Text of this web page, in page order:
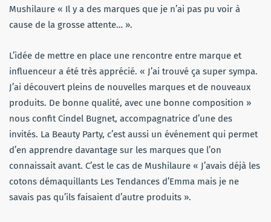
Mushilaure « Il y a des marques que je n’ai pas pu voir à
cause de la grosse attente… ».
L’idée de mettre en place une rencontre entre marque et
influenceur a été très apprécié. « J’ai trouvé ça super sympa.
J’ai découvert pleins de nouvelles marques et de nouveaux
produits. De bonne qualité, avec une bonne composition »
nous confit Cindel Bugnet, accompagnatrice d’une des
invités. La Beauty Party, c’est aussi un événement qui permet
d’en apprendre davantage sur les marques que l’on
connaissait avant. C’est le cas de Mushilaure « J’avais déjà les
cotons démaquillants Les Tendances d’Emma mais je ne
savais pas qu’ils faisaient d’autre produits ».